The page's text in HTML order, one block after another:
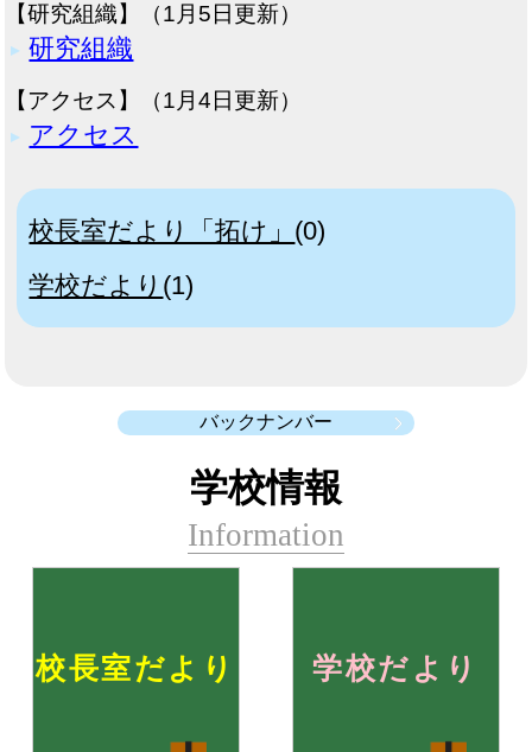
【研究組織】（1月5日更新）
▲ 研究組織
【アクセス】（1月4日更新）
▲ アクセス
校長室だより「拓け」 (0)
学校だより (1)
バックナンバー
学校情報
Information
校長室だより 学校だより